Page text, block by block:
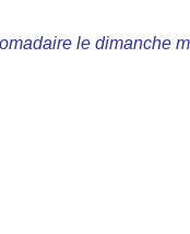
le dimanche